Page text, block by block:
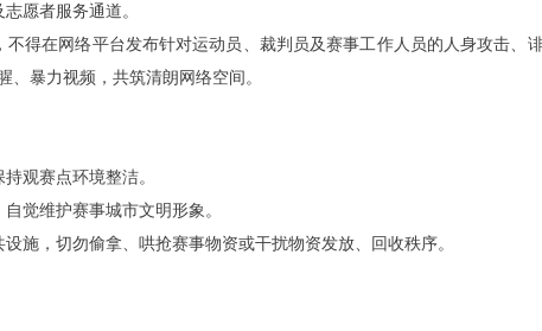
愿者服务通道。
得在网络平台发布针对运动员、裁判员及赛事工作人员的人身攻击、
暴力视频，共筑清朗网络空间。
观赛点环境整洁。
觉维护赛事城市文明形象。
施，切勿偷拿、哄抢赛事物资或干扰物资发放、回收秩序。